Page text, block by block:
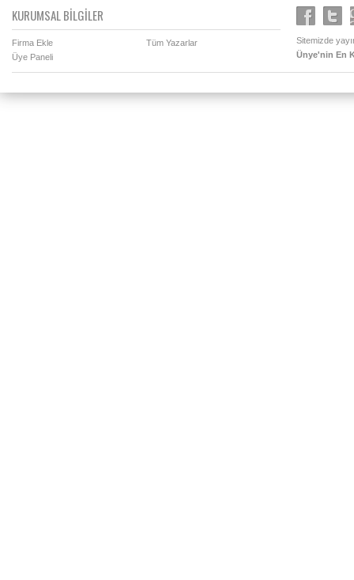
KURUMSAL BİLGİLER
Firma Ekle
Tüm Yazarlar
Üye Paneli
Sitemizde
Ünye'nin En